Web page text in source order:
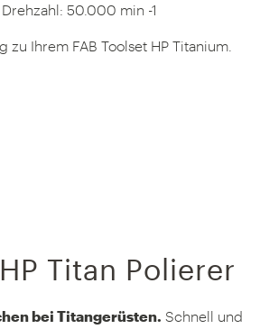
50.000 min -1
zu Ihrem FAB Toolset HP Titanium.
Titan Polierer
bei Titangerüsten. Schnell und